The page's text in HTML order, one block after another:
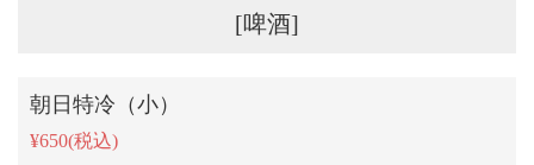
[啤酒]
朝日特冷（小）
¥650(税込)